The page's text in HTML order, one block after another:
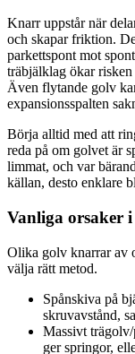
Knarr uppstår när
och skapar friktion.
parkettspont mot
träbjälklag ökar
Även flytande golv
expansionsspalten
Börja alltid med att
reda på om golvet är
limmat, och var
källan, desto enklare
Vanliga orsaker
Olika golv knarrar av
välja rätt metod.
Spånskiva på
skruvavstånd,
Massivt
ger springor,